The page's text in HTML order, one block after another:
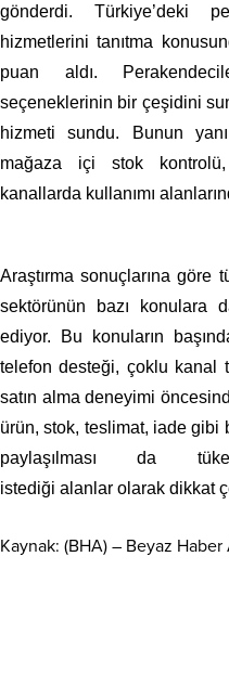
gönderdi. Türkiye’deki
hizmetlerini tanıtma
puan aldı.
seçeneklerinin bir çeşidini
hizmeti sundu. Bunun
mağaza içi stok
kanallarda kullanımı
Araştırma sonuçlarına göre
sektörünün bazı konulara
ediyor. Bu konuların
telefon desteği, çoklu kanal
satın alma deneyimi
ürün, stok, teslimat, iade
paylaşılması da
istediği alanlar olarak dikkat
Kaynak: (BHA) – Beyaz Haber